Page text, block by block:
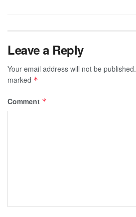
Leave a Reply
Your email address will not be published.
marked *
Comment *